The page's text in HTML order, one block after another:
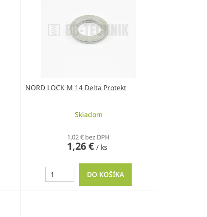
NORD LOCK M 14 Delta Protekt
Skladom
1,02 € bez DPH
1,26 €/ ks
DO KOŠÍKA